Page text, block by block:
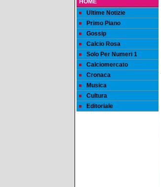
HOME
Ultime Notizie
Primo Piano
Gossip
Calcio Rosa
Solo Per Numeri 1
Calciomercato
Cronaca
Musica
Cultura
Editoriale